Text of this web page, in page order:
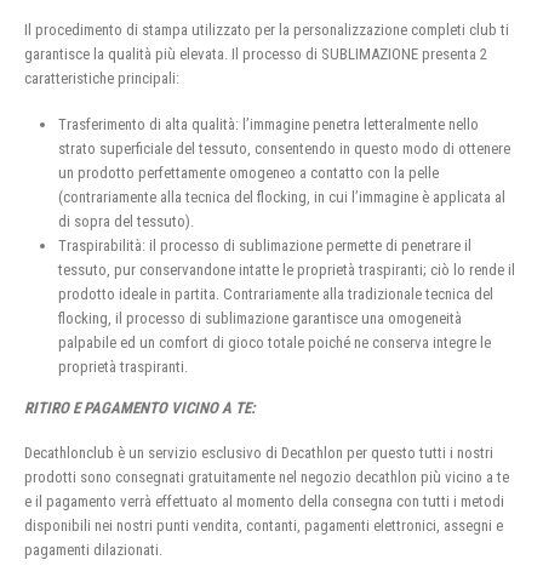
Il procedimento di stampa utilizzato per la personalizzazione completi club ti
garantisce la qualità più elevata. Il processo di SUBLIMAZIONE presenta 2
caratteristiche principali:
Trasferimento di alta qualità: l’immagine penetra letteralmente nello
strato superficiale del tessuto, consentendo in questo modo di ottenere
un prodotto perfettamente omogeneo a contatto con la pelle
(contrariamente alla tecnica del flocking, in cui l’immagine è applicata al
di sopra del tessuto).
Traspirabilità: il processo di sublimazione permette di penetrare il
tessuto, pur conservandone intatte le proprietà traspiranti; ciò lo rende il
prodotto ideale in partita. Contrariamente alla tradizionale tecnica del
flocking, il processo di sublimazione garantisce una omogeneità
palpabile ed un comfort di gioco totale poiché ne conserva integre le
proprietà traspiranti.
RITIRO E PAGAMENTO VICINO A TE:
Decathlonclub è un servizio esclusivo di Decathlon per questo tutti i nostri
prodotti sono consegnati gratuitamente nel negozio decathlon più vicino a te
e il pagamento verrà effettuato al momento della consegna con tutti i metodi
disponibili nei nostri punti vendita, contanti, pagamenti elettronici, assegni e
pagamenti dilazionati.